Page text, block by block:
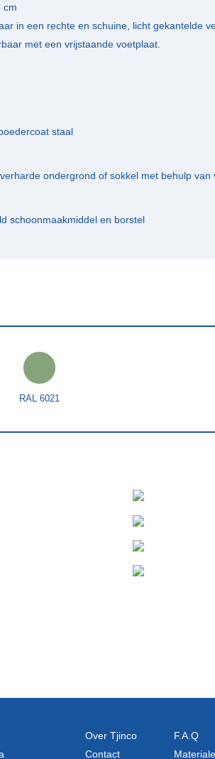
cm
in een rechte en schuine, licht gekantelde
met een vrijstaande voetplaat.
staal
ondergrond of sokkel met behulp van
schoonmaakmiddel en borstel
RAL 6021
Over Tjinco
Contact
F.A.Q